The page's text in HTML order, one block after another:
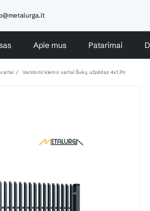
Apie mus Patarimai
Varstomi kiemo vartai Šukų užpildas 4x1.7m